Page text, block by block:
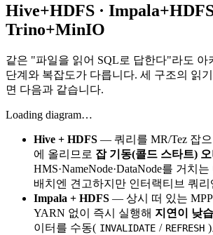
Hive+HDFS · Impala+HDFS
Trino+MinIO
같은 "파일을 읽어 SQL로 답한다"라도 아
단계와 복잡도가 다릅니다. 세 구조의 읽
면 다음과 같습니다.
Loading diagram…
Hive + HDFS — 쿼리를 MR/Tez 잡
에 올리므로 잡 기동(콜드 스타트)
HMS·NameNode·DataNode를 거치
배치엔 견고하지만 인터랙티브 쿼리
Impala + HDFS — 상시 떠 있는 MPP
YARN 없이 즉시 실행해 지연이 낮
이터를 수동( INVALIDATE / REFRESH